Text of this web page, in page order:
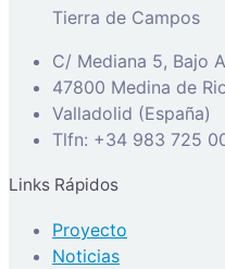
Tierra de Campos
C/ Mediana 5, Bajo A
47800 Medina de
Valladolid (España)
Tlfn: +34 983 725
Links Rápidos
Proyecto
Noticias